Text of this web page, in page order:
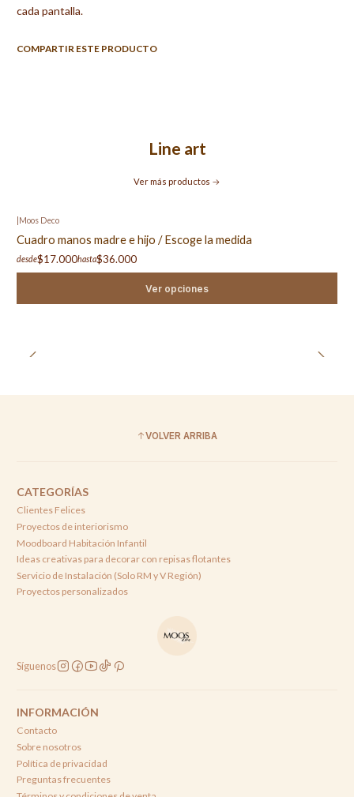
cada pantalla.
COMPARTIR ESTE PRODUCTO
Line art
Ver más productos
Moos Deco
Cuadro manos madre e hijo / Escoge la medida
desde$17.000hasta$36.000
Ver opciones
VOLVER ARRIBA
CATEGORÍAS
Clientes Felices
Proyectos de interiorismo
Moodboard Habitación Infantil
Ideas creativas para decorar con repisas flotantes
Servicio de Instalación (Solo RM y V Región)
Proyectos personalizados
Síguenos
INFORMACIÓN
Contacto
Sobre nosotros
Política de privacidad
Preguntas frecuentes